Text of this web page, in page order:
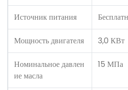
Источник питания
Мощность двигателя 3,0 КВт
Номинальное давлен
ие масла
15 МПа